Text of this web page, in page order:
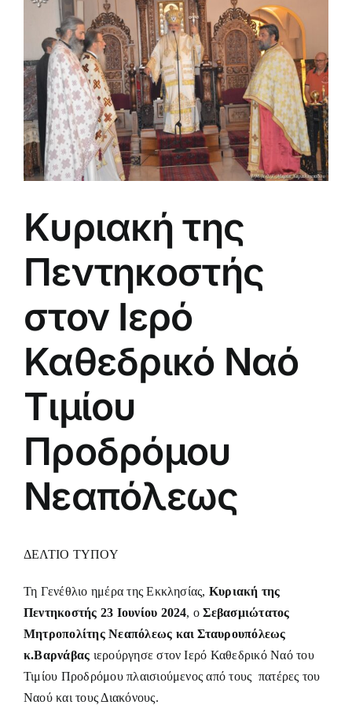
μεγαλύτερης
εικόνας
Κυριακή της
Πεντηκοστής
στον Ιερό
Καθεδρικό Ναό
Τιμίου
Προδρόμου
Νεαπόλεως
ΔΕΛΤΙΟ ΤΥΠΟΥ
Τη Γενέθλιο ημέρα της Εκκλησίας, Κυριακή της
Πεντηκοστής 23 Ιουνίου 2024, οΣεβασμιώτατος
Μητροπολίτης Νεαπόλεως και Σταυρουπόλεως
κ.Βαρνάβας ιερούργησε στον Ιερό Καθεδρικό Ναό του
Τιμίου Προδρόμου πλαισιούμενος από τους πατέρες του
Ναού και τους Διακόνους.